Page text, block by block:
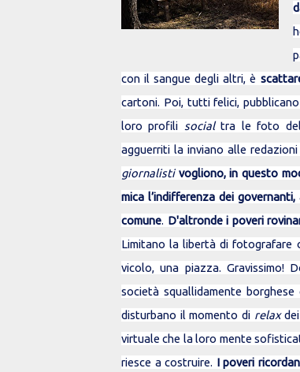
con il sangue degli altri, è
cartoni. Poi, tutti felici,
loro profili socialtra le foto del
agguerriti la inviano alle
giornalistivogliono, in questo
mica l’indifferenza dei
comune. D'altronde i poveri
Limitano la libertà di fotografare
vicolo, una piazza. Gravissimo!
società squallidamente
disturbano il momento di relaxdei
virtuale che la loro mente
riesce a costruire. I poveri